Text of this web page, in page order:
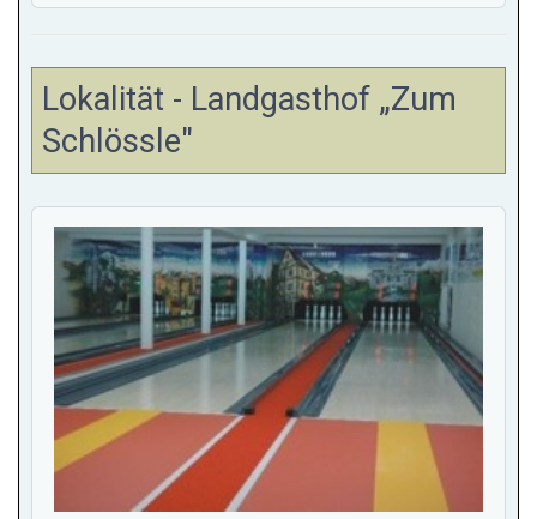
Lokalität - Landgasthof „Zum
Schlössle"